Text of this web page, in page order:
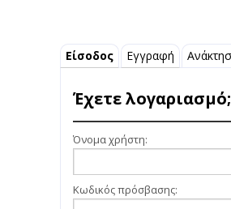
Είσοδος Εγγραφή
Έχετε λογαριασμό;
Όνομα χρήστη:
Κωδικός πρόσβασης: